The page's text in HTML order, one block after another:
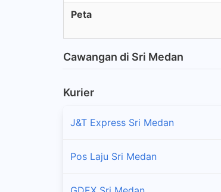
Peta
Cawangan di Sri Medan
Kurier
J&T Express Sri Medan
Pos Laju Sri Medan